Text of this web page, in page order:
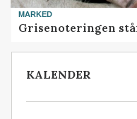
MARKED
Grisenoteringen
KALENDER